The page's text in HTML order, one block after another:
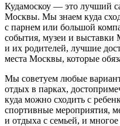
Кудамоскоу — это лучший
Москвы. Мы знаем куда
с парнем или большой
события, музеи и
и их родителей, лучшие
места Москвы, которые
Мы советуем любые
отдых в парках,
куда можно сходить с
спортивные мероприятия,
и отдыха с семьей, и многое